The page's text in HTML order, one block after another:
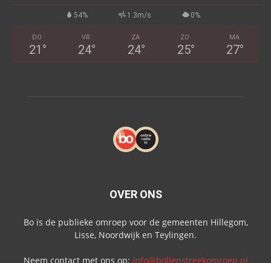
54% 1.3m/s 0%
DO
21 °
VR
24°
ZA
24°
ZO
25°
MA
27°
OVER ONS
Bo is de publieke omroep voor de gemeenten Hillegom,
Lisse, Noordwijk en Teylingen.
Neem contact met ons op: info@bollenstreekomroep.nl